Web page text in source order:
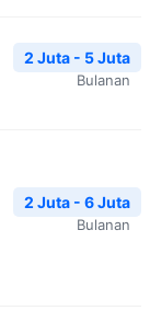
2 Juta - 5 Juta
Bulanan
2 Juta - 6 Juta
Bulanan